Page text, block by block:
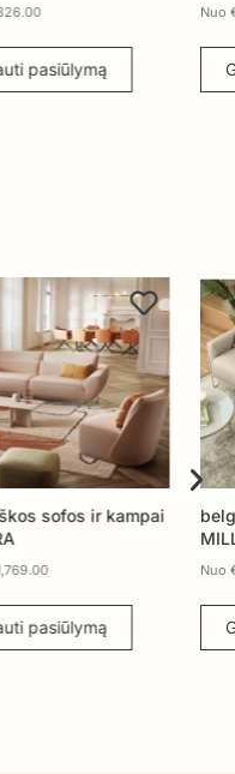
pasiūlymą
Nuo
sofos ir kampai
pasiūlymą
Nuo